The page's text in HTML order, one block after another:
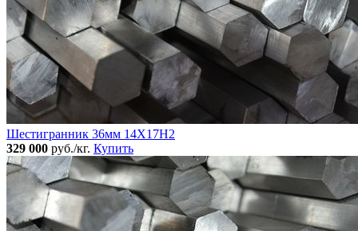
Шестигранник 36мм 14Х17Н2
329 000 руб./кг. Купить